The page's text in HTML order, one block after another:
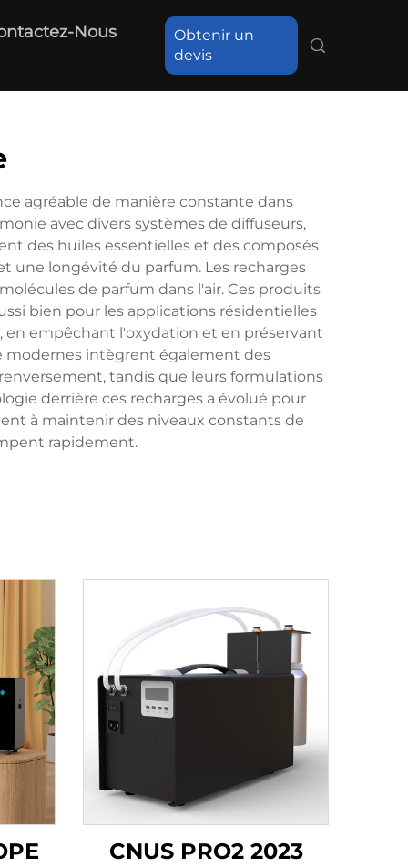
Nous
Obtenir un
devis
agréable de manière constante dans
avec divers systèmes de diffuseurs,
des huiles essentielles et des composés
une longévité du parfum. Les recharges
de parfum dans l'air. Ces produits
bien pour les applications résidentielles
empêchant l'oxydation et en préservant
modernes intègrent également des
tandis que leurs formulations
derrière ces recharges a évolué pour
à maintenir des niveaux constants de
rapidement.
CNUS PRO2 2023